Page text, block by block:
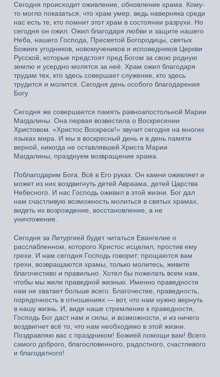
Сегодня происходит оживление, обновление храма. Кому-
то могло показаться, что храм умер, ведь наверняка среди
нас есть те, кто помнит этот храм в состоянии разрухи. Но
сегодня он ожил. Ожил благодаря любви и защите нашего
Неба, нашего Господа, Пресвятой Богородицы, святых
Божиих угодников, новомучеников и исповедников Церкви
Русской, которые предстоят пред Богом за свою родную
землю и усердно молятся за неё. Храм ожил благодаря
трудам тех, кто здесь совершает служение, кто здесь
трудится и молится. Сегодня день особого благодарения
Богу.
Сегодня же совершается память равноапостольной Марии
Магдалины. Она первая возвестила о Воскресении
Христовом. «Христос Воскресе!» звучит сегодня на многих
языках мира. И мы в воскресный день и в день памяти
верной, никогда не оставлявшей Христа Марии
Магдалины, празднуем возвращение храма.
Поблагодарим Бога. Всё в Его руках. Он камни оживляет и
может из них воздвигнуть детей Авраама, детей Царства
Небесного. И нас Господь оживил в этой жизни. Бог дал
нам счастливую возможность молиться в святых храмах,
видеть их возрождение, восстановление, а не
уничтожение.
Сегодня за Литургией будет читаться Евангелие о
расслабленном, которого Христос исцелил, простив ему
грехи. И нам сегодня Господь говорит: прощаются вам
грехи, возвращаются храмы, только молитесь, живите
благочестиво и правильно. Хотел бы пожелать всем нам,
чтобы мы жили праведной жизнью. Именно праведности
нам не хватает больше всего. Благочестие, праведность,
порядочность в отношениях — вот, что нам нужно вернуть
в нашу жизнь. И, видя наше стремление к праведности,
Господь Бог даст нам и силы, и возможности, и из ничего
воздвигнет всё то, что нам необходимо в этой жизни.
Поздравляю вас с праздником! Божией помощи вам! Всего
самого доброго, благословенного, радостного, счастливого
и благодатного!